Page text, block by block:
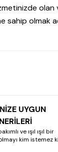
sahip olmak
UYGUN
ve ışıl ışıl bir
kim istemez